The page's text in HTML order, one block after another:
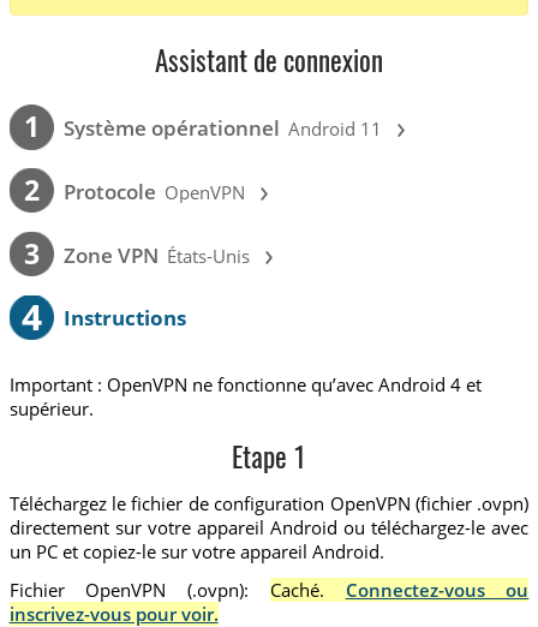
Assistant de connexion
1 Système opérationnel Android 11 ›
2 Protocole OpenVPN ›
3 Zone VPN États-Unis ›
4 Instructions
Important : OpenVPN ne fonctionne qu’avec Android 4 et
supérieur.
Etape 1
Téléchargez le fichier de configuration OpenVPN (fichier .ovpn)
directement sur votre appareil Android ou téléchargez-le avec
un PC et copiez-le sur votre appareil Android.
Fichier OpenVPN (.ovpn):
Caché. Connectez-vous ou
inscrivez-vous pour voir.